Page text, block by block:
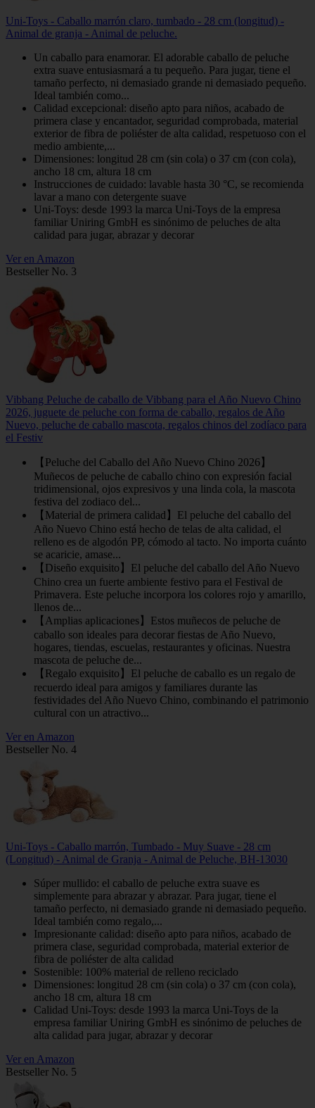
Uni-Toys - Caballo marrón claro, tumbado - 28 cm (longitud) -
Animal de granja - Animal de peluche.
Un caballo para enamorar. El adorable caballo de peluche
extra suave entusiasmará a tu pequeño. Para jugar, tiene el
tamaño perfecto, ni demasiado grande ni demasiado pequeño.
Ideal también como...
Calidad excepcional: diseño apto para niños, acabado de
primera clase y encantador, seguridad comprobada, material
exterior de fibra de poliéster de alta calidad, respetuoso con el
medio ambiente,...
Dimensiones: longitud 28 cm (sin cola) o 37 cm (con cola),
ancho 18 cm, altura 18 cm
Instrucciones de cuidado: lavable hasta 30 °C, se recomienda
lavar a mano con detergente suave
Uni-Toys: desde 1993 la marca Uni-Toys de la empresa
familiar Uniring GmbH es sinónimo de peluches de alta
calidad para jugar, abrazar y decorar
Ver en Amazon
Bestseller No. 3
Vibbang Peluche de caballo de Vibbang para el Año Nuevo Chino
2026, juguete de peluche con forma de caballo, regalos de Año
Nuevo, peluche de caballo mascota, regalos chinos del zodíaco para
el Festiv
【Peluche del Caballo del Año Nuevo Chino 2026】
Muñecos de peluche de caballo chino con expresión facial
tridimensional, ojos expresivos y una linda cola, la mascota
festiva del zodiaco del...
【Material de primera calidad】El peluche del caballo del
Año Nuevo Chino está hecho de telas de alta calidad, el
relleno es de algodón PP, cómodo al tacto. No importa cuánto
se acaricie, amase...
【Diseño exquisito】El peluche del caballo del Año Nuevo
Chino crea un fuerte ambiente festivo para el Festival de
Primavera. Este peluche incorpora los colores rojo y amarillo,
llenos de...
【Amplias aplicaciones】Estos muñecos de peluche de
caballo son ideales para decorar fiestas de Año Nuevo,
hogares, tiendas, escuelas, restaurantes y oficinas. Nuestra
mascota de peluche de...
【Regalo exquisito】El peluche de caballo es un regalo de
recuerdo ideal para amigos y familiares durante las
festividades del Año Nuevo Chino, combinando el patrimonio
cultural con un atractivo...
Ver en Amazon
Bestseller No. 4
Uni-Toys - Caballo marrón, Tumbado - Muy Suave - 28 cm
(Longitud) - Animal de Granja - Animal de Peluche, BH-13030
Súper mullido: el caballo de peluche extra suave es
simplemente para abrazar y abrazar. Para jugar, tiene el
tamaño perfecto, ni demasiado grande ni demasiado pequeño.
Ideal también como regalo,...
Impresionante calidad: diseño apto para niños, acabado de
primera clase, seguridad comprobada, material exterior de
fibra de poliéster de alta calidad
Sostenible: 100% material de relleno reciclado
Dimensiones: longitud 28 cm (sin cola) o 37 cm (con cola),
ancho 18 cm, altura 18 cm
Calidad Uni-Toys: desde 1993 la marca Uni-Toys de la
empresa familiar Uniring GmbH es sinónimo de peluches de
alta calidad para jugar, abrazar y decorar
Ver en Amazon
Bestseller No. 5